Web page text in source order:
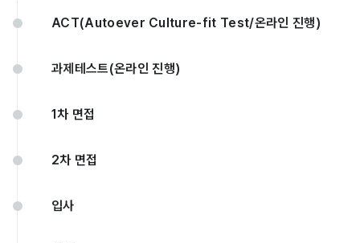
ACT(Autoever Culture-fit Test/온라인 진행)
과제테스트(온라인 진행)
1차 면접
2차 면접
입사